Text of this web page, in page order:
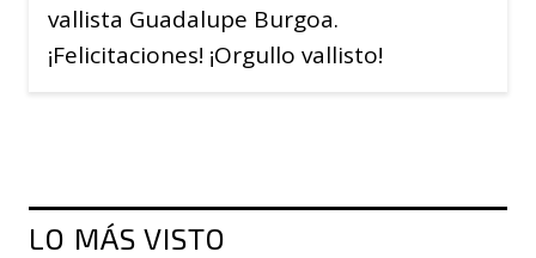
vallista Guadalupe Burgoa.
¡Felicitaciones! ¡Orgullo vallisto!
LO MÁS VISTO